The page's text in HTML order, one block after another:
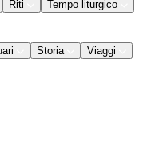
Riti
Tempo liturgico
Storia Viaggi